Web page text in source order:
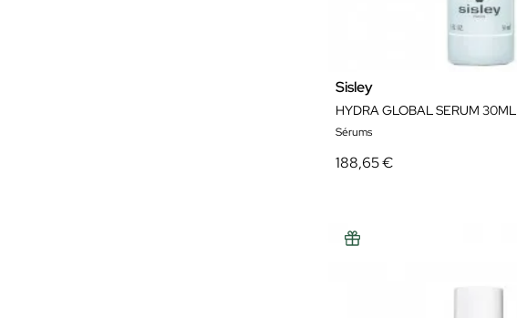
Sisley
HYDRA GLOBAL SERUM 30ML
Sérums
188,65 €